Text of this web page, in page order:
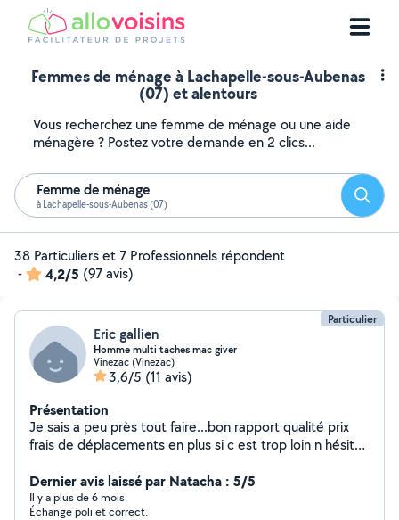
Femmes de ménage à Lachapelle-sous-Aubenas
(07) et alentours
Vous recherchez une femme de ménage ou une aide
ménagère ? Postez votre demande en 2 clics...
Femme de ménage
à Lachapelle-sous-Aubenas (07)
38 Particuliers et 7 Professionnels répondent
-
4,2/5 (97 avis)
Particulier
Eric gallien
Homme multi taches mac giver
Vinezac (Vinezac)
3,6/5 (11 avis)
Présentation
Je sais a peu près tout faire...bon rapport qualité prix
frais de déplacements en plus si c est trop loin n hésitez
verts gîtes ménage etc. .etc..
Dernier avis laissé par Natacha : 5/5
Il y a plus de 6 mois
Échange poli et correct.